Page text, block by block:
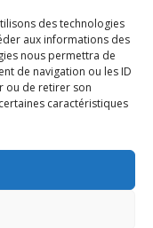
des technologies
aux informations des
nous permettra de
de navigation ou les ID
ou de retirer son
caractéristiques